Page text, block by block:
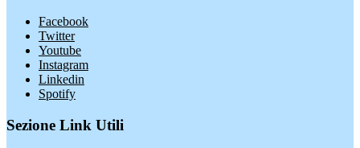
Facebook
Twitter
Youtube
Instagram
Linkedin
Spotify
Sezione Link Utili